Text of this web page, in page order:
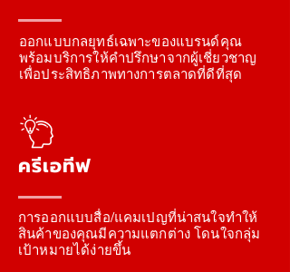
ออกแบบกลยุทธ์เฉพาะของแบรนด์คุณ
พร้อมบริการให้คำปรึกษาจากผู้เชี่ยวชาญ
เพื่อประสิทธิภาพทางการตลาดที่ดีที่สุด
ครีเอทีฟ
การออกแบบสื่อ/แคมเปญที่น่าสนใจทำให้
สินค้าของคุณมีความแตกต่าง โดนใจกลุ่ม
เป้าหมายได้ง่ายขึ้น